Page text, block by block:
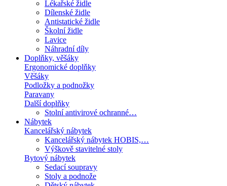
Lékařské židle
Dílenské židle
Antistatické židle
Školní židle
Lavice
Náhradní díly
Doplňky, věšáky
Ergonomické doplňky
Věšáky
Podložky a podnožky
Paravany
Další doplňky
Stolní antivirové ochranné…
Nábytek
Kancelářský nábytek
Kancelářský nábytek HOBIS,…
Výškově stavitelné stoly
Bytový nábytek
Sedací soupravy
Stoly a podnože